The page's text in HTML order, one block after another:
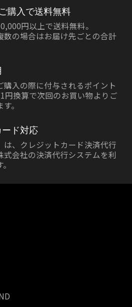
購入で送料無料
円以上で送料無料。
の場合はお届け先ごとの合計
購入の際に付与されるポイント
円換算で次回のお買い物よりご
。
ド対応
は、クレジットカード決済代行
式会社の決済代行システムを利